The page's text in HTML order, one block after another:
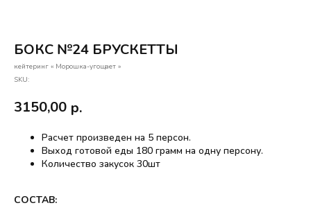
БОКС №24 БРУСКЕТТЫ
кейтеринг « Морошка-угощает »
SKU:
3150,00 р.
Расчет произведен на 5 персон.
Выход готовой еды 180 грамм на одну персону.
Количество закусок 30шт
СОСТАВ: